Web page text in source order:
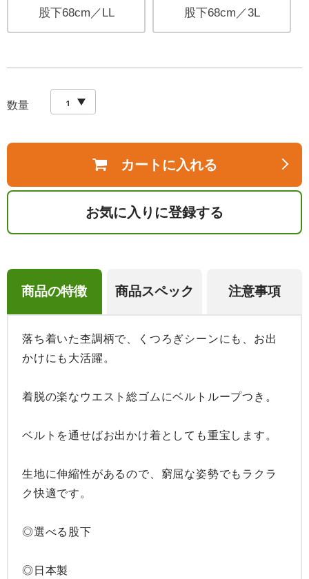
股下68cm／LL 股下68cm／3L
数量
カートに入れる
お気に入りに登録する
商品の特徴 商品スペック 注意事項
落ち着いた杢調柄で、くつろぎシーンにも、お出
かけにも大活躍。
着脱の楽なウエスト総ゴムにベルトループつき。
ベルトを通せばお出かけ着としても重宝します。
生地に伸縮性があるので、窮屈な姿勢でもラクラ
ク快適です。
◎選べる股下
◎日本製